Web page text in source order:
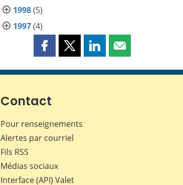
1998(5)
1997(4)
Partager
page
Facebook
Partager
page
Partager
page
Partager
page
Contact
Pour renseignements
Alertes par courriel
Fils RSS
Médias sociaux
Interface (API) Valet